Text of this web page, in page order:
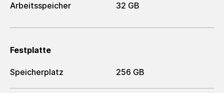
Arbeitsspeicher 32 GB
Festplatte
Speicherplatz 256 GB